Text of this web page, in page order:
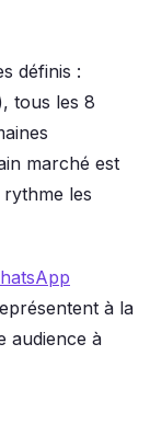
définis :
tous les 8
marché est
les
à la
audience à